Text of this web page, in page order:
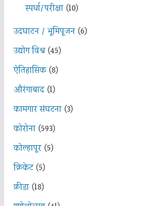
स्पर्धा/परीक्षा(10)
उदघाटन / भूमिपूजन(6)
उद्योग विश्व(45)
ऐतिहासिक(8)
औरंगाबाद(1)
कामगार संघटना(3)
कोरोना(593)
कोल्हापूर(5)
क्रिकेट(5)
क्रीडा(18)